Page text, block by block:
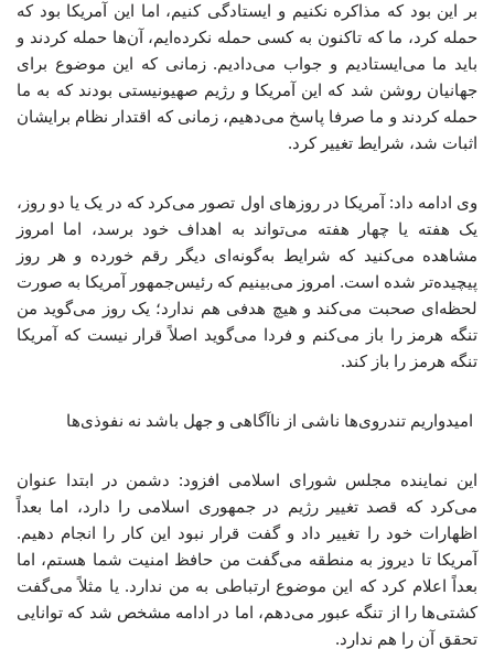
بر این بود که مذاکره نکنیم و ایستادگی کنیم، اما این آمریکا بود که
حمله کرد، ما که تاکنون به کسی حمله نکرده‌ایم، آن‌ها حمله کردند و
باید ما می‌ایستادیم و جواب می‌دادیم. زمانی که این موضوع برای
جهانیان روشن شد که این آمریکا و رژیم صهیونیستی بودند که به ما
حمله کردند و ما صرفا پاسخ می‌دهیم، زمانی که اقتدار نظام برایشان
اثبات شد، شرایط تغییر کرد.
وی ادامه داد: آمریکا در روزهای اول تصور می‌کرد که در یک یا دو روز،
یک هفته یا چهار هفته می‌تواند به اهداف خود برسد، اما امروز
مشاهده می‌کنید که شرایط به‌گونه‌ای دیگر رقم خورده و هر روز
پیچیده‌تر شده است. امروز می‌بینیم که رئیس‌جمهور آمریکا به صورت
لحظه‌ای صحبت می‌کند و هیچ هدفی هم ندارد؛ یک روز می‌گوید من
تنگه هرمز را باز می‌کنم و فردا می‌گوید اصلاً قرار نیست که آمریکا
تنگه هرمز را باز کند.
امیدواریم تندروی‌ها ناشی از ناآگاهی و جهل باشد نه نفوذی‌ها
این نماینده مجلس شورای اسلامی افزود: دشمن در ابتدا عنوان
می‌کرد که قصد تغییر رژیم در جمهوری اسلامی را دارد، اما بعداً
اظهارات خود را تغییر داد و گفت قرار نبود این کار را انجام دهیم.
آمریکا تا دیروز به منطقه می‌گفت من حافظ امنیت شما هستم، اما
بعداً اعلام کرد که این موضوع ارتباطی به من ندارد. یا مثلاً می‌گفت
کشتی‌ها را از تنگه عبور می‌دهم، اما در ادامه مشخص شد که توانایی
تحقق آن را هم ندارد.